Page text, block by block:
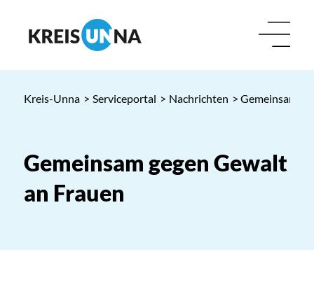
Kreis-Unna > Serviceportal > Nachrichten > Gemeinsam
Gemeinsam gegen Gewalt
an Frauen